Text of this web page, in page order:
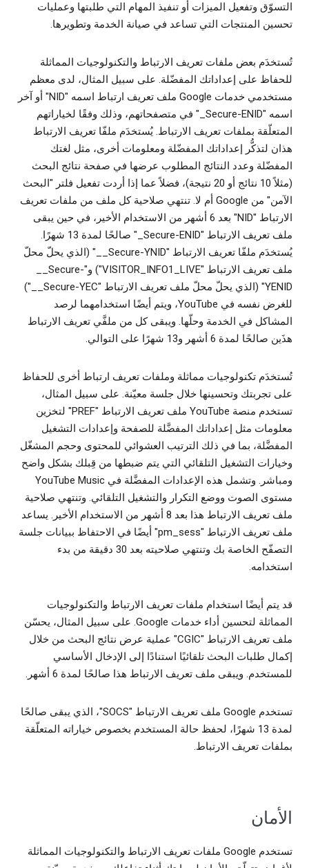
التسوّق وتفعيل الميزات أو تنفيذ المهام التي طلبتها وعمليات
تحسين المنتجات التي تساعد في صيانة الخدمة وتطويرها.
تُستخدَم بعض ملفات تعريف الارتباط والتكنولوجيات المماثلة
للحفاظ على إعداداتك المفضّلة. على سبيل المثال، لدى معظم
مستخدمي خدمات Google ملف تعريف ارتباط اسمه "NID" أو آخر
اسمه "‎_Secure-ENID" في متصفحاتهم، وذلك وفقًا لخياراتهم
المتعلّقة بملفات تعريف الارتباط. يُستخدَم ملفّا تعريف الارتباط
هذان لتذكُّر إعداداتك المفضّلة ومعلومات أخرى، مثل لغتك
المفضّلة وعدد النتائج المطلوب عرضها في صفحة نتائج البحث
(مثلاً 10 نتائج أو 20 نتيجة)، فضلاً عما إذا أردت تفعيل فلتر "البحث
الآمن" من Google أم لا. تنتهي صلاحية كل ملف من ملفات تعريف
الارتباط "NID" بعد 6 أشهر من الاستخدام الأخير، في حين يبقى
ملف تعريف الارتباط "‎_Secure-ENID" صالحًا لمدة 13 شهرًا.
يُستخدَم ملفّا تعريف الارتباط "‎__Secure-YNID" (الذي يحلّ محلّ
ملف تعريف الارتباط "VISITOR_INFO1_LIVE") و"‎__Secure-
YENID" (الذي يحلّ محلّ ملف تعريف الارتباط "‎__Secure-YEC")
للغرض نفسه في YouTube، ويتم أيضًا استخدامهما لرصد
المشاكل في الخدمة وحلّها. ويبقى كل من ملفَّي تعريف الارتباط
هذَين صالحًا لمدة 6 أشهر و13 شهرًا على التوالي.
تُستخدَم تكنولوجيات مماثلة وملفات تعريف ارتباط أخرى للحفاظ
على تجربتك وتحسينها خلال جلسة معيّنة. على سبيل المثال،
تستخدم منصة YouTube ملف تعريف الارتباط "PREF" لتخزين
معلومات مثل إعداداتك المفضَّلة للصفحة وإعدادات التشغيل
المفضَّلة، بما في ذلك الترتيب العشوائي للمحتوى وحجم المشغّل
وخيارات التشغيل التلقائي التي يتم ضبطها من قِبلك بشكل واضح
ومباشر. وتشمل هذه الإعدادات المفضَّلة في YouTube Music
مستوى الصوت ووضع التكرار والتشغيل التلقائي. وتنتهي صلاحية
ملف تعريف الارتباط هذا بعد 8 أشهر من الاستخدام الأخير. يساعد
ملف تعريف الارتباط "pm_sess" أيضًا في الاحتفاظ ببيانات جلسة
التصفّح الخاصة بك وتنتهي صلاحيته بعد 30 دقيقة من بدء
استخدامه.
قد يتم أيضًا استخدام ملفات تعريف الارتباط والتكنولوجيات
المماثلة لتحسين أداء خدمات Google. على سبيل المثال، يحسّن
ملف تعريف الارتباط "CGIC" عملية عرض نتائج البحث من خلال
إكمال طلبات البحث تلقائيًا استنادًا إلى الإدخال الأساسي
للمستخدم. ويبقى ملف تعريف الارتباط هذا صالحًا لمدة 6 أشهر.
تستخدم Google ملف تعريف الارتباط "SOCS"، الذي يبقى صالحًا
لمدة 13 شهرًا، لحفظ حالة المستخدم بخصوص خياراته المتعلّقة
بملفات تعريف الارتباط.
الأمان
تستخدم Google ملفات تعريف الارتباط والتكنولوجيات المماثلة